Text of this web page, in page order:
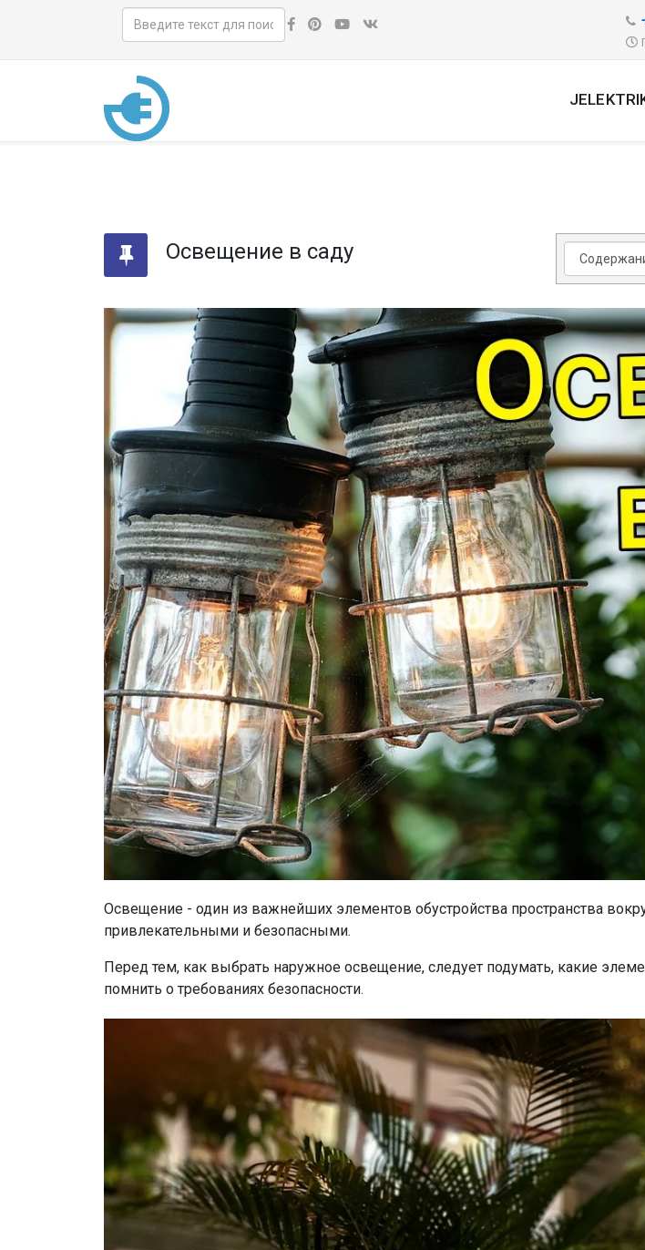
Освещение в саду
Освещение - один из важнейших элементов обустройства пространства
привлекательными и безопасными.
Перед тем, как выбрать наружное освещение, следует подумать, какие
помнить о требованиях безопасности.